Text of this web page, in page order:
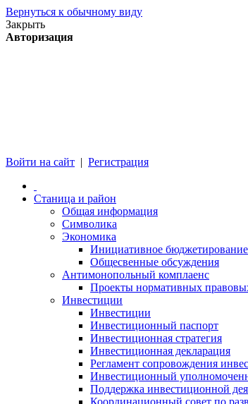
Вернуться к обычному виду
Закрыть
Авторизация
Войти на сайт | Регистрация
Станица и район
Общая информация
Символика
Экономика
Инициативное бюджетирование
Общесвенные обсуждения
Антимонопольный комплаенс
Проекты нормативных
Инвестиции
Инвестиции
Инвестиционный паспорт
Инвестиционная стратегия
Инвестиционная декларация
Регламент сопровождения
Инвестиционный
Поддержка инвестиционной
Координационный совет по